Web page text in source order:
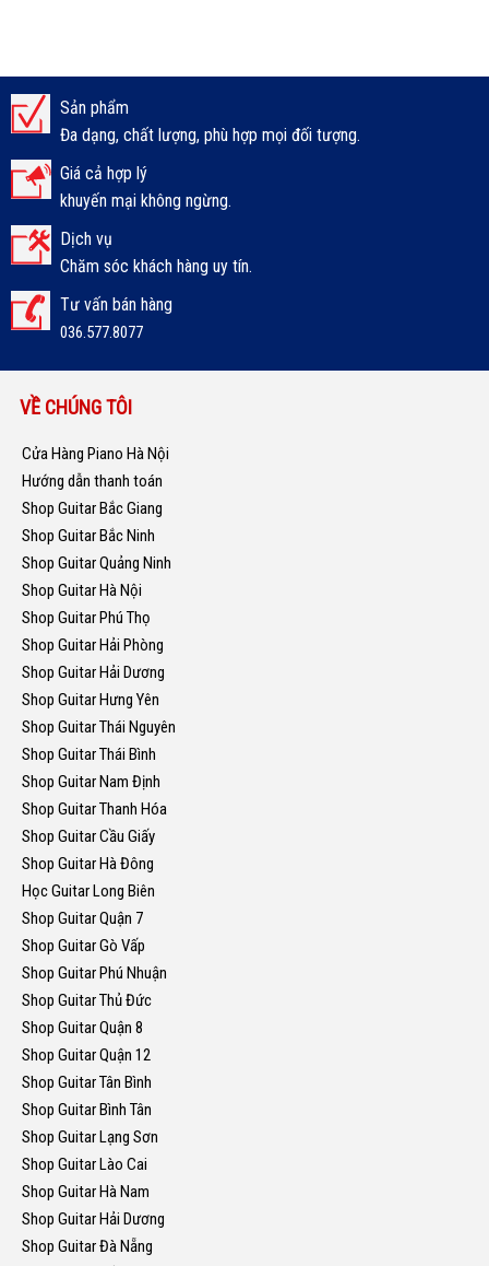
Sản phẩm
Đa dạng, chất lượng, phù hợp mọi đối tượng.
Giá cả hợp lý
khuyến mại không ngừng.
Dịch vụ
Chăm sóc khách hàng uy tín.
Tư vấn bán hàng
036.577.8077
VỀ CHÚNG TÔI
Cửa Hàng Piano Hà Nội
Hướng dẫn thanh toán
Shop Guitar Bắc Giang
Shop Guitar Bắc Ninh
Shop Guitar Quảng Ninh
Shop Guitar Hà Nội
Shop Guitar Phú Thọ
Shop Guitar Hải Phòng
Shop Guitar Hải Dương
Shop Guitar Hưng Yên
Shop Guitar Thái Nguyên
Shop Guitar Thái Bình
Shop Guitar Nam Định
Shop Guitar Thanh Hóa
Shop Guitar Cầu Giấy
Shop Guitar Hà Đông
Học Guitar Long Biên
Shop Guitar Quận 7
Shop Guitar Gò Vấp
Shop Guitar Phú Nhuận
Shop Guitar Thủ Đức
Shop Guitar Quận 8
Shop Guitar Quận 12
Shop Guitar Tân Bình
Shop Guitar Bình Tân
Shop Guitar Lạng Sơn
Shop Guitar Lào Cai
Shop Guitar Hà Nam
Shop Guitar Hải Dương
Shop Guitar Đà Nẵng